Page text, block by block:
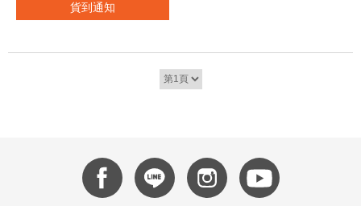
貨到通知